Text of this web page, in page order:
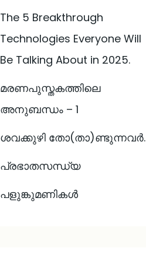
The 5 Breakthrough
Technologies Everyone Will
Be Talking About in 2025.
മരണപുസ്തകത്തിലെ
അനുബന്ധം – 1
ശവക്കുഴി തോ(താ)ണ്ടുന്നവർ.
പ്രഭാതസന്ധ്യ
പളുങ്കുമണികൾ